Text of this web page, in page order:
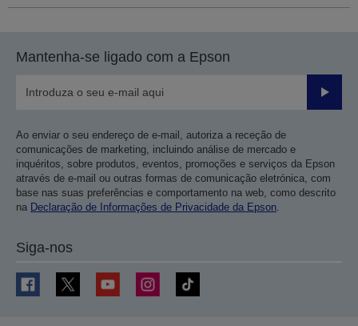
Mantenha-se ligado com a Epson
Enviar
Ao enviar o seu endereço de e-mail, autoriza a receção de
comunicações de marketing, incluindo análise de mercado e
inquéritos, sobre produtos, eventos, promoções e serviços da Epson
através de e-mail ou outras formas de comunicação eletrónica, com
base nas suas preferências e comportamento na web, como descrito
na Declaração de Informações de Privacidade da Epson.
Siga-nos